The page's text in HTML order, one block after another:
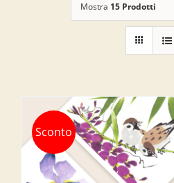
Mostra 15 Prodotti
Sconto